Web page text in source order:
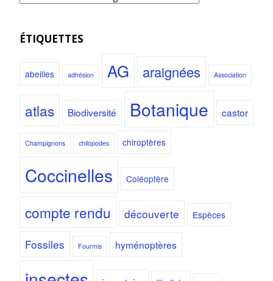
ÉTIQUETTES
abeilles adhésion AG araignées Association
atlas Biodiversité Botanique castor
Champignons chilopodes chiroptères
Coccinelles Coléoptère
compte rendu découverte Espèces
Fossiles Fourmis hyménoptères